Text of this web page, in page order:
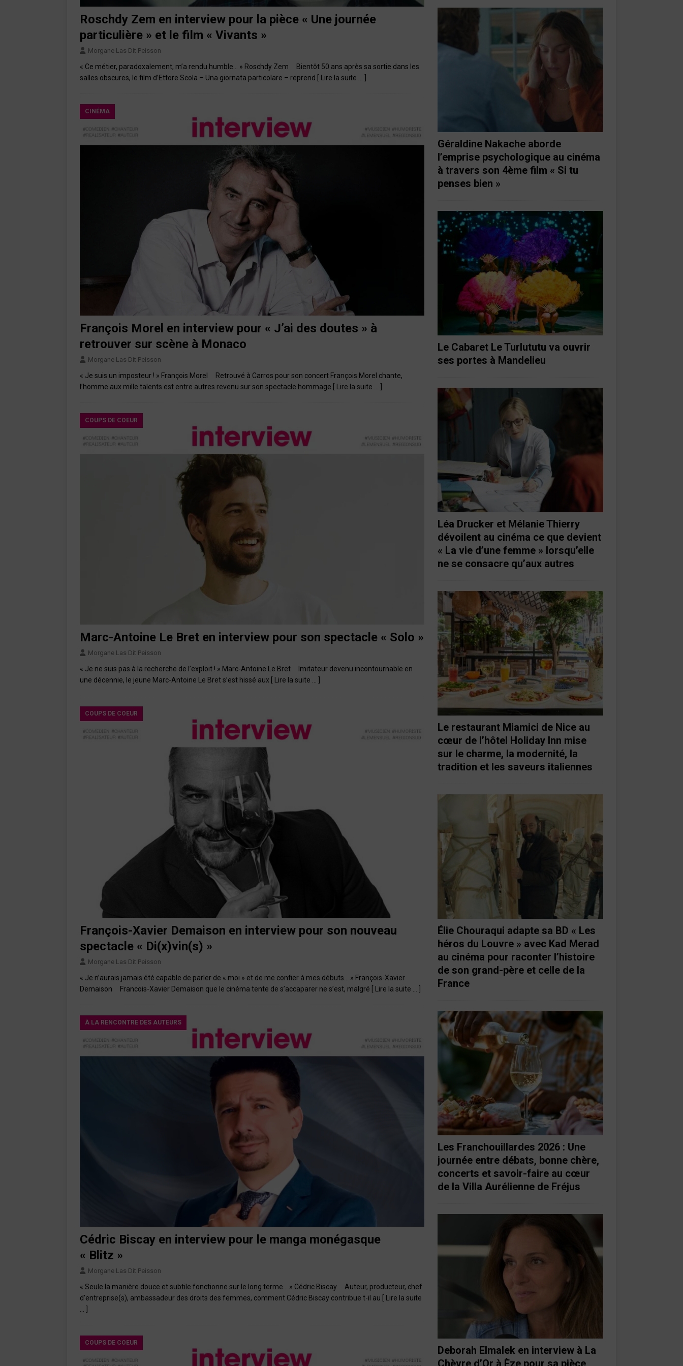
Roschdy Zem en interview pour la pièce « Une journée
particulière » et le film « Vivants »
Morgane Las Dit Peisson
« Ce métier, paradoxalement, m’a rendu humble… » Roschdy Zem Bientôt 50 ans après sa sortie dans les
salles obscures, le film d’Ettore Scola – Una giornata particolare – reprend
[ Lire la suite … ]
CINÉMA
François Morel en interview pour « J’ai des doutes » à
retrouver sur scène à Monaco
Morgane Las Dit Peisson
« Je suis un imposteur ! » François Morel Retrouvé à Carros pour son concert François Morel chante,
l’homme aux mille talents est entre autres revenu sur son spectacle hommage
[ Lire la suite … ]
COUPS DE COEUR
Marc-Antoine Le Bret en interview pour son spectacle « Solo »
Morgane Las Dit Peisson
« Je ne suis pas à la recherche de l’exploit ! » Marc-Antoine Le Bret Imitateur devenu incontournable en
une décennie, le jeune Marc-Antoine Le Bret s’est hissé aux
[ Lire la suite … ]
COUPS DE COEUR
François-Xavier Demaison en interview pour son nouveau
spectacle « Di(x)vin(s) »
Morgane Las Dit Peisson
« Je n’aurais jamais été capable de parler de « moi » et de me confier à mes débuts… » François-Xavier
Demaison Francois-Xavier Demaison que le cinéma tente de s’accaparer ne s’est, malgré
[ Lire la suite … ]
À LA RENCONTRE DES AUTEURS
Cédric Biscay en interview pour le manga monégasque
« Blitz »
Morgane Las Dit Peisson
« Seule la manière douce et subtile fonctionne sur le long terme… » Cédric Biscay Auteur, producteur, chef
d’entreprise(s), ambassadeur des droits des femmes, comment Cédric Biscay contribue t-il au [ Lire la suite
… ]
COUPS DE COEUR
Géraldine Nakache aborde
l’emprise psychologique au cinéma
à travers son 4ème film « Si tu
penses bien »
Le Cabaret Le Turlututu va ouvrir
ses portes à Mandelieu
Léa Drucker et Mélanie Thierry
dévoilent au cinéma ce que devient
« La vie d’une femme » lorsqu’elle
ne se consacre qu’aux autres
Le restaurant Miamici de Nice au
cœur de l’hôtel Holiday Inn mise
sur le charme, la modernité, la
tradition et les saveurs italiennes
Élie Chouraqui adapte sa BD « Les
héros du Louvre » avec Kad Merad
au cinéma pour raconter l’histoire
de son grand-père et celle de la
France
Les Franchouillardes 2026 : Une
journée entre débats, bonne chère,
concerts et savoir-faire au cœur
de la Villa Aurélienne de Fréjus
Deborah Elmalek en interview à La